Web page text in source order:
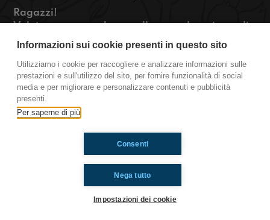
Ragazzi!
Volete sapere qualcosa sulla cosa che usiamo di
più nella giornata? Ascoltate la nostra puntata!!!
#OkkinSu www.radioimmaginaria.it
Rimini
Ti è piaciuto? Condividilo!
Informazioni sui cookie presenti in questo sito
Utilizziamo i cookie per raccogliere e analizzare informazioni sulle
prestazioni e sull'utilizzo del sito, per fornire funzionalità di social
media e per migliorare e personalizzare contenuti e pubblicità
presenti.
Per saperne di più
Nega tutto
Consenti
Impostazioni dei cookie